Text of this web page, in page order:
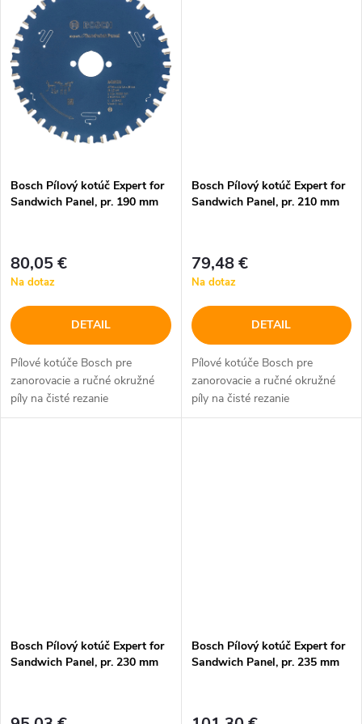
o
v
v
obojstrannou povrchovou
vrstvou.
Bosch Pílový kotúč Expert for
Sandwich Panel, pr. 190 mm
80,05 €
Na dotaz
DETAIL
Pílové kotúče Bosch pre
zanorovacie a ručné okružné
píly na čisté rezanie
sendvičových panelov s
Bosch Pílový kotúč Expert for
Sandwich Panel, pr. 210 mm
79,48 €
Na dotaz
DETAIL
Pílové kotúče Bosch pre
zanorovacie a ručné okružné
píly na čisté rezanie
sendvičových panelov s
Bosch Pílový kotúč Expert for
Sandwich Panel, pr. 230 mm
Bosch Pílový kotúč Expert for
Sandwich Panel, pr. 235 mm